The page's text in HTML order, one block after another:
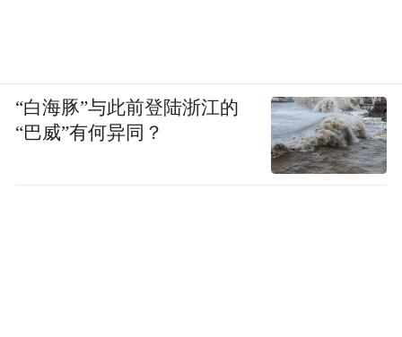
“白海豚”与此前登陆浙江的
“巴威”有何异同？